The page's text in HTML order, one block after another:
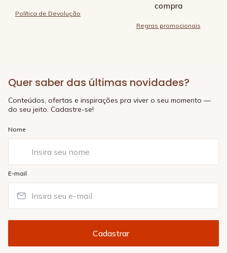
Política de Devolução
compra
Regras promocionais
Quer saber das últimas novidades?
Conteúdos, ofertas e inspirações pra viver o seu momento —
do seu jeito. Cadastre-se!
Nome
E-mail